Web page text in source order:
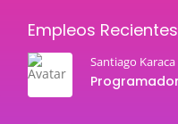
Empleos Recientes
Santiago Karaca